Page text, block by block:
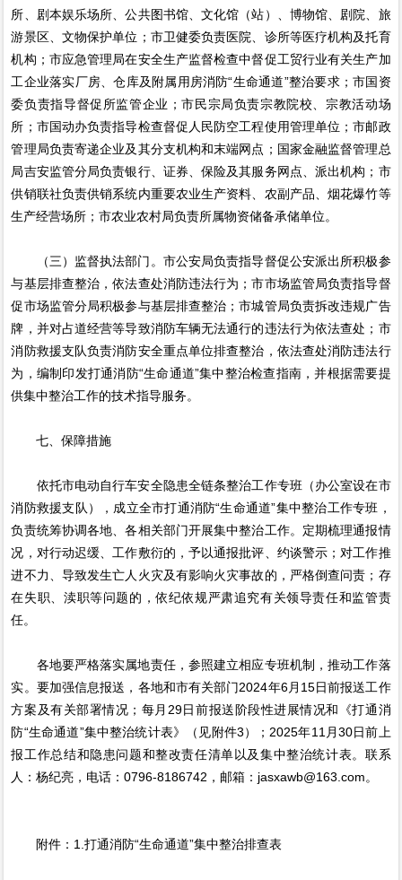
所、剧本娱乐场所、公共图书馆、文化馆（站）、博物馆、剧院、旅
游景区、文物保护单位；市卫健委负责医院、诊所等医疗机构及托育
机构；市应急管理局在安全生产监督检查中督促工贸行业有关生产加
工企业落实厂房、仓库及附属用房消防“生命通道”整治要求；市国资
委负责指导督促所监管企业；市民宗局负责宗教院校、宗教活动场
所；市国动办负责指导检查督促人民防空工程使用管理单位；市邮政
管理局负责寄递企业及其分支机构和末端网点；国家金融监督管理总
局吉安监管分局负责银行、证券、保险及其服务网点、派出机构；市
供销联社负责供销系统内重要农业生产资料、农副产品、烟花爆竹等
生产经营场所；市农业农村局负责所属物资储备承储单位。
（三）监督执法部门。市公安局负责指导督促公安派出所积极参
与基层排查整治，依法查处消防违法行为；市市场监管局负责指导督
促市场监管分局积极参与基层排查整治；市城管局负责拆改违规广告
牌，并对占道经营等导致消防车辆无法通行的违法行为依法查处；市
消防救援支队负责消防安全重点单位排查整治，依法查处消防违法行
为，编制印发打通消防“生命通道”集中整治检查指南，并根据需要提
供集中整治工作的技术指导服务。
七、保障措施
依托市电动自行车安全隐患全链条整治工作专班（办公室设在市
消防救援支队），成立全市打通消防“生命通道”集中整治工作专班，
负责统筹协调各地、各相关部门开展集中整治工作。定期梳理通报情
况，对行动迟缓、工作敷衍的，予以通报批评、约谈警示；对工作推
进不力、导致发生亡人火灾及有影响火灾事故的，严格倒查问责；存
在失职、渎职等问题的，依纪依规严肃追究有关领导责任和监管责
任。
各地要严格落实属地责任，参照建立相应专班机制，推动工作落
实。要加强信息报送，各地和市有关部门2024年6月15日前报送工作
方案及有关部署情况；每月29日前报送阶段性进展情况和《打通消
防“生命通道”集中整治统计表》（见附件3）；2025年11月30日前上
报工作总结和隐患问题和整改责任清单以及集中整治统计表。联系
人：杨纪亮，电话：0796-8186742，邮箱：jasxawb@163.com。
附件：1.打通消防“生命通道”集中整治排查表